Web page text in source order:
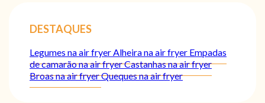
DESTAQUES
Legumes na air fryerAlheira na air fryer Empadas
de camarão na air fryerCastanhas na air fryer
Broas na air fryerQueques na air fryer